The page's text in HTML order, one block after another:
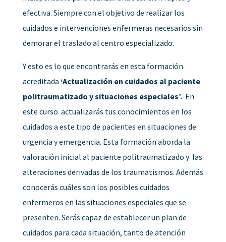
efectiva. Siempre con el objetivo de realizar los
cuidados e intervenciones enfermeras necesarios sin
demorar el traslado al centro especializado.
Y esto es lo que encontrarás en esta formación
acreditada ‘Actualización en cuidados al paciente
politraumatizado y situaciones especiales’. En
este curso actualizarás tus conocimientos en los
cuidados a este tipo de pacientes en situaciones de
urgencia y emergencia. Esta formación aborda la
valoración inicial al paciente politraumatizado y las
alteraciones derivadas de los traumatismos. Además
conocerás cuáles son los posibles cuidados
enfermeros en las situaciones especiales que se
presenten. Serás capaz de establecer un plan de
cuidados para cada situación, tanto de atención